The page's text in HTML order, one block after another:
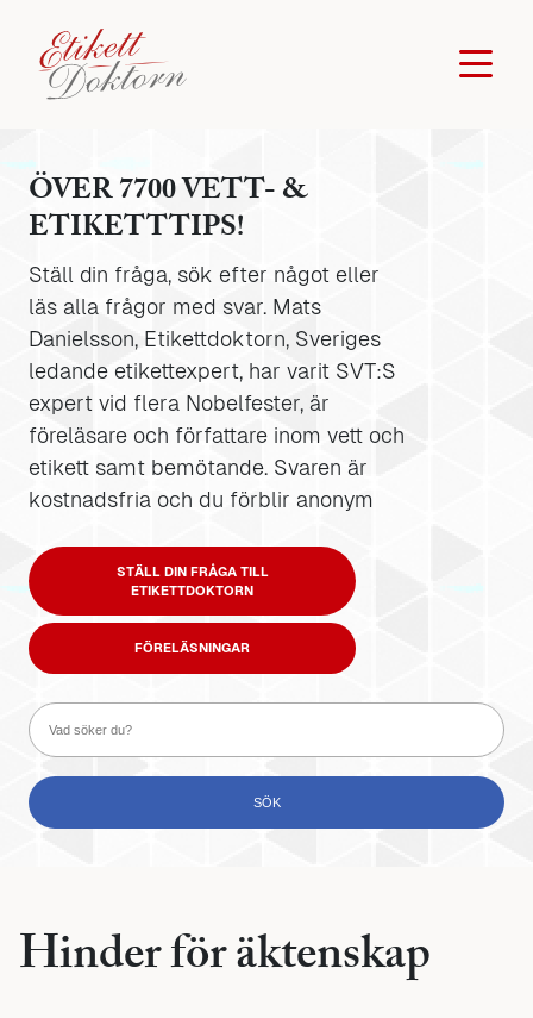
ÖVER 7700 VETT- &
ETIKETTTIPS!
Ställ din fråga, sök efter något eller
läs alla frågor med svar. Mats
Danielsson, Etikettdoktorn, Sveriges
ledande etikettexpert, har varit SVT:S
expert vid flera Nobelfester, är
föreläsare och författare inom vett och
etikett samt bemötande. Svaren är
kostnadsfria och du förblir anonym
STÄLL DIN FRÅGA TILL
ETIKETTDOKTORN
FÖRELÄSNINGAR
Hinder för äktenskap